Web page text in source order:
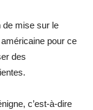
de mise sur le
pour ce
des
c’est-à-dire